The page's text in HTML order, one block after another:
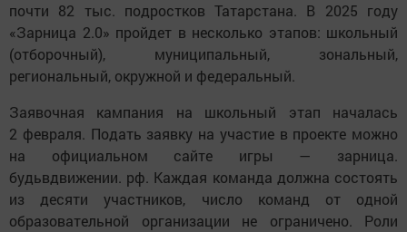
почти 82 тыс. подростков Татарстана. В 2025 году
«Зарница 2.0» пройдет в несколько этапов: школьный
(отборочный), муниципальный, зональный,
региональный, окружной и федеральный.
Заявочная кампания на школьный этап началась
2 февраля. Подать заявку на участие в проекте можно
на официальном сайте игры — зарница.
будьвдвижении. рф. Каждая команда должна состоять
из десяти участников, число команд от одной
образовательной организации не ограничено. Роли